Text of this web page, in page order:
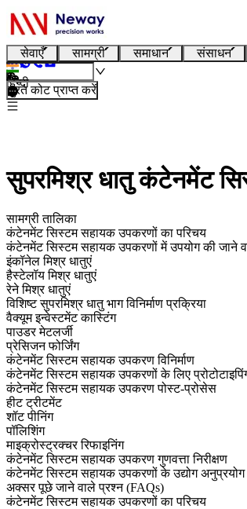
सेवाएँ सामग्री समाधान संसाधन
हिन्दी
तुरंत कोट प्राप्त करें
सुपरमिश्र धातु कंटेनमेंट
सामग्री तालिका
कंटेनमेंट सिस्टम सहायक उपकरणों का परिचय
कंटेनमेंट सिस्टम सहायक उपकरणों में उपयोग की जाने
इंकॉनेल मिश्र धातुएं
हैस्टेलॉय मिश्र धातुएं
रेने मिश्र धातुएं
विशिष्ट सुपरमिश्र धातु भाग विनिर्माण प्रक्रिया
वैक्यूम इन्वेस्टमेंट कास्टिंग
पाउडर मेटलर्जी
प्रेसिजन फोर्जिंग
कंटेनमेंट सिस्टम सहायक उपकरण विनिर्माण
कंटेनमेंट सिस्टम सहायक उपकरणों के लिए
कंटेनमेंट सिस्टम सहायक उपकरण पोस्ट-प्रोसेस
हीट ट्रीटमेंट
शॉट पीनिंग
पॉलिशिंग
माइक्रोस्ट्रक्चर रिफाइनिंग
कंटेनमेंट सिस्टम सहायक उपकरण गुणवत्ता निरीक्षण
कंटेनमेंट सिस्टम सहायक उपकरणों के उद्योग अनुप्रयोग
अक्सर पूछे जाने वाले प्रश्न (FAQs)
कंटेनमेंट सिस्टम सहायक उपकरणों का परिचय